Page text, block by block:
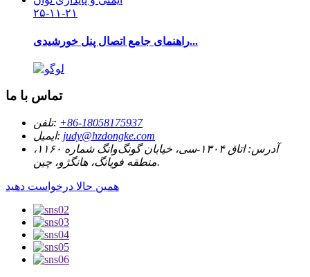
۲۵-۱۱-۲۱
راهنمای جامع اتصال پنل خورشیدی...
تماس با ما
تلفن: ‎+86-18058175937‎
ایمیل: judy@hzdongke.com
آدرس:
اتاق ۱۳۰۴-سی، خیابان گونگ‌وانگ شماره ۱۱۶۰،
منطقه فویانگ، هانگژو، چین.
همین حالا درخواست دهید